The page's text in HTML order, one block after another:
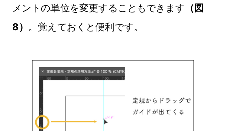
メントの単位を変更することもできます （図
8） 。覚えておくと便利です。